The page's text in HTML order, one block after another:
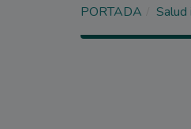
PORTADA Salud